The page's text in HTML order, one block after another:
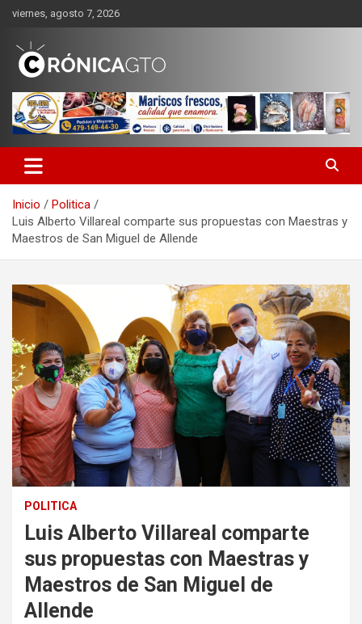
Saltar
contenido
viernes, agosto 7, 2026
CRONICA GUANAJUATO
Inicio
Politica
Luis Alberto Villareal comparte sus propuestas con Maestras y
Maestros de San Miguel de Allende
POLITICA
Luis Alberto Villareal comparte
sus propuestas con Maestras y
Maestros de San Miguel de
Allende